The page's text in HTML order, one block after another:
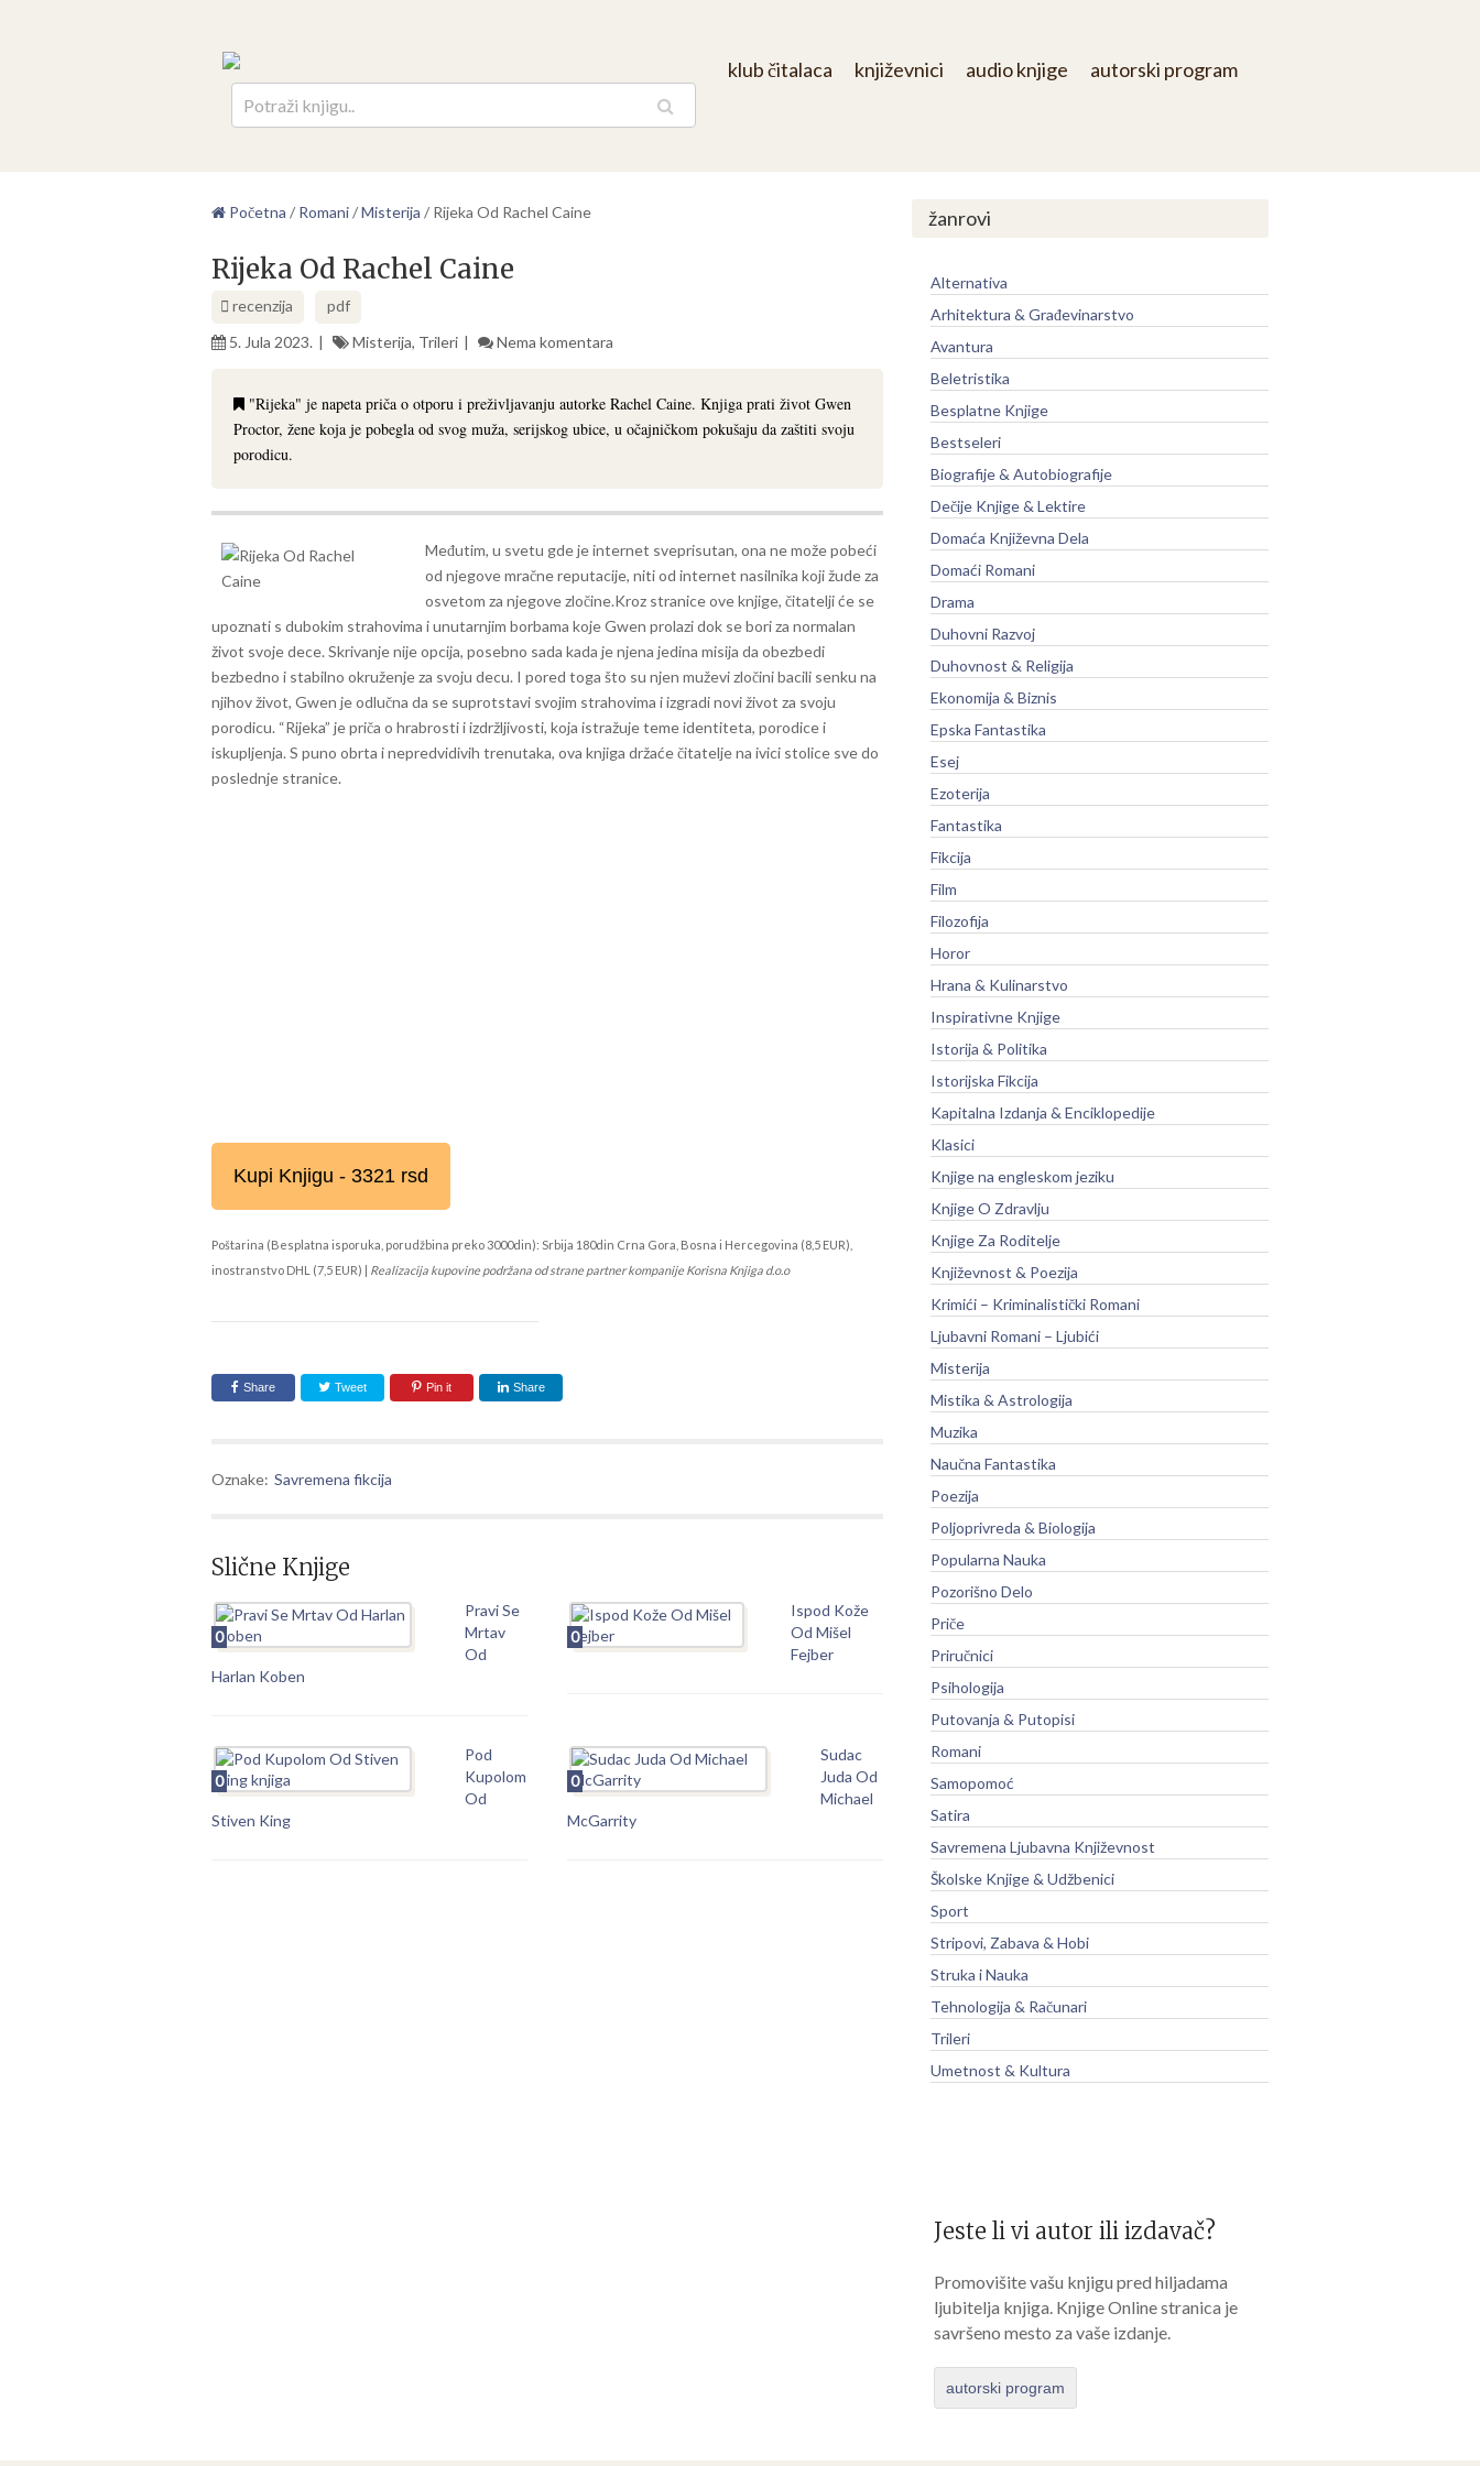
klub čitalaca književnici audio knjige autorski program
Početna / Romani/Misterija / Rijeka Od Rachel Caine
Rijeka Od Rachel Caine
recenzija
pdf
5. Jula 2023.
Misterija, Trileri Nema komentara
"Rijeka" je napeta priča o otporu i preživljavanju autorke Rachel Caine. Knjiga prati život Gwen
Proctor, žene koja je pobegla od svog muža, serijskog ubice, u očajničkom pokušaju da zaštiti svoju
porodicu.
Međutim, u svetu gde je internet sveprisutan, ona ne može pobeći
od njegove mračne reputacije, niti od internet nasilnika koji žude za
osvetom za njegove zločine.Kroz stranice ove knjige, čitatelji će se
upoznati s dubokim strahovima i unutarnjim borbama koje Gwen prolazi dok se bori za normalan
život svoje dece. Skrivanje nije opcija, posebno sada kada je njena jedina misija da obezbedi
bezbedno i stabilno okruženje za svoju decu. I pored toga što su njen muževi zločini bacili senku na
njihov život, Gwen je odlučna da se suprotstavi svojim strahovima i izgradi novi život za svoju
porodicu. “Rijeka” je priča o hrabrosti i izdržljivosti, koja istražuje teme identiteta, porodice i
iskupljenja. S puno obrta i nepredvidivih trenutaka, ova knjiga držaće čitatelje na ivici stolice sve do
poslednje stranice.
Kupi Knjigu - 3321 rsd
Poštarina (Besplatna isporuka, porudžbina preko 3000din): Srbija 180din Crna Gora, Bosna i Hercegovina (8,5 EUR),
inostranstvo DHL (7,5 EUR) | Realizacija kupovine podržana od strane partner kompanije Korisna Knjiga d.o.o
Share Tweet Pin it Share
Oznake: Savremena fikcija
Slične Knjige
0
Pravi Se
Mrtav
Od
Harlan Koben
0
Ispod Kože
Od Mišel
Fejber
0
Pod
Kupolom
Od
Stiven King
0
Sudac
Juda Od
Michael
McGarrity
žanrovi
Alternativa
Arhitektura & Građevinarstvo
Avantura
Beletristika
Besplatne Knjige
Bestseleri
Biografije & Autobiografije
Dečije Knjige & Lektire
Domaća Književna Dela
Domaći Romani
Drama
Duhovni Razvoj
Duhovnost & Religija
Ekonomija & Biznis
Epska Fantastika
Esej
Ezoterija
Fantastika
Fikcija
Film
Filozofija
Horor
Hrana & Kulinarstvo
Inspirativne Knjige
Istorija & Politika
Istorijska Fikcija
Kapitalna Izdanja & Enciklopedije
Klasici
Knjige na engleskom jeziku
Knjige O Zdravlju
Knjige Za Roditelje
Književnost & Poezija
Krimići – Kriminalistički Romani
Ljubavni Romani – Ljubići
Misterija
Mistika & Astrologija
Muzika
Naučna Fantastika
Poezija
Poljoprivreda & Biologija
Popularna Nauka
Pozorišno Delo
Priče
Priručnici
Psihologija
Putovanja & Putopisi
Romani
Samopomoć
Satira
Savremena Ljubavna Književnost
Školske Knjige & Udžbenici
Sport
Stripovi, Zabava & Hobi
Struka i Nauka
Tehnologija & Računari
Trileri
Umetnost & Kultura
Jeste li vi autor ili izdavač?
Promovišite vašu knjigu pred hiljadama
ljubitelja knjiga. Knjige Online stranica je
savršeno mesto za vaše izdanje.
autorski program